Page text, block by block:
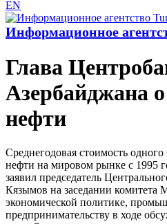
EN
Информационное
Глава
Азербайджана
нефти
Среднегодовая стоимость одного
нефти на мировом рынке с 1995
заявил председатель
Кязымов на заседании
экономической политике,
предпринимательству в ходе